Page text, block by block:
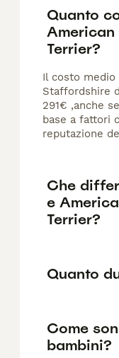
Quanto
Terrier?
Il costo medio
Staffordshire
291€ ,anche
base a fattori
reputazione
Che
e
Terrier?
Quanto
Come
bambini?